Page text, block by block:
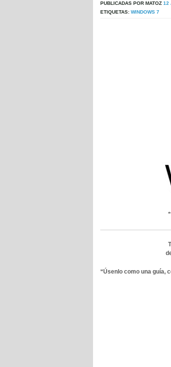
PUBLICADAS POR MATOZ 12
ETIQUETAS: WINDOWS 7
“Úsenlo como una guía,